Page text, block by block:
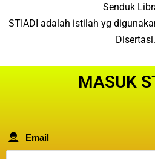
Senduk
STIADI adalah istilah yg
Disertasi.
MASUK
Email